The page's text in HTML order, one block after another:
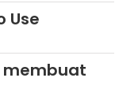
Use
membuat